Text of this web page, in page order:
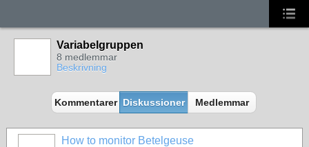
Variabelgruppen
8 medlemmar
Beskrivning
Kommentarer Diskussioner Medlemmar
How to monitor Betelgeuse